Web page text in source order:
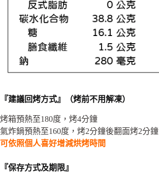
『建議回烤方式』（烤前不用解凍）
烤箱預熱至180度，烤4分鐘
氣炸鍋預熱至160度，烤2分鐘後翻面烤2分鐘
可依照個人喜好增減烘烤時間
『保存方式及期限』